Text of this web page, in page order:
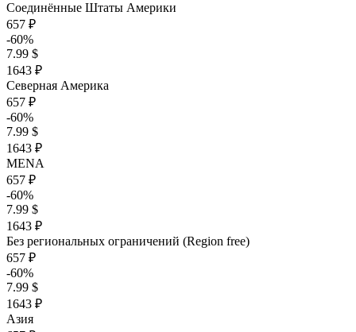
Соединённые Штаты Америки
657 ₽
-60%
7.99 $
1643 ₽
Северная Америка
657 ₽
-60%
7.99 $
1643 ₽
MENA
657 ₽
-60%
7.99 $
1643 ₽
Без региональных ограничений (Region free)
657 ₽
-60%
7.99 $
1643 ₽
Азия